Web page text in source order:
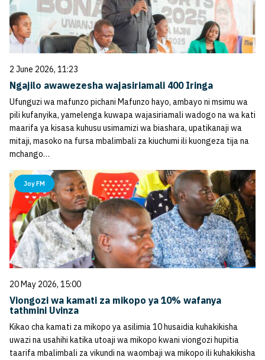
2 June 2026, 11:23
Ngajilo awawezesha wajasiriamali 400 Iringa
Ufunguzi wa mafunzo pichani Mafunzo hayo, ambayo ni msimu wa
pili kufanyika, yamelenga kuwapa wajasiriamali wadogo na wa kati
maarifa ya kisasa kuhusu usimamizi wa biashara, upatikanaji wa
mitaji, masoko na fursa mbalimbali za kiuchumi ili kuongeza tija na
mchango…
Joy FM
20 May 2026, 15:00
Viongozi wa kamati za mikopo ya 10% wafanya
tathmini Uvinza
Kikao cha kamati za mikopo ya asilimia 10 husaidia kuhakikisha
uwazi na usahihi katika utoaji wa mikopo kwani viongozi hupitia
taarifa mbalimbali za vikundi na waombaji wa mikopo ili kuhakikisha